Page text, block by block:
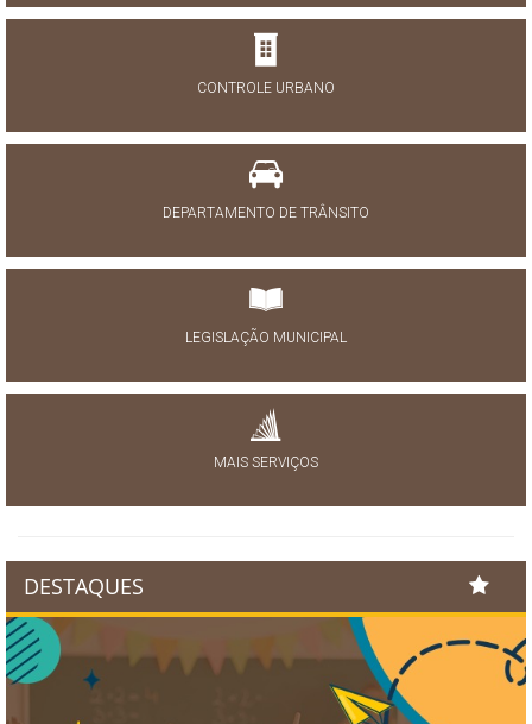
CONTROLE URBANO
DEPARTAMENTO DE TRÂNSITO
LEGISLAÇÃO MUNICIPAL
MAIS SERVIÇOS
DESTAQUES